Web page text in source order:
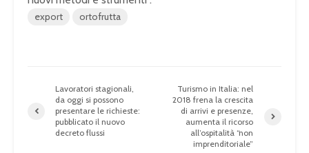
export ortofrutta
Lavoratori stagionali,
da oggi si possono
presentare le richieste:
pubblicato il nuovo
decreto flussi
Turismo in Italia: nel
2018 frena la crescita
di arrivi e presenze,
aumenta il ricorso
all’ospitalità “non
imprenditoriale”